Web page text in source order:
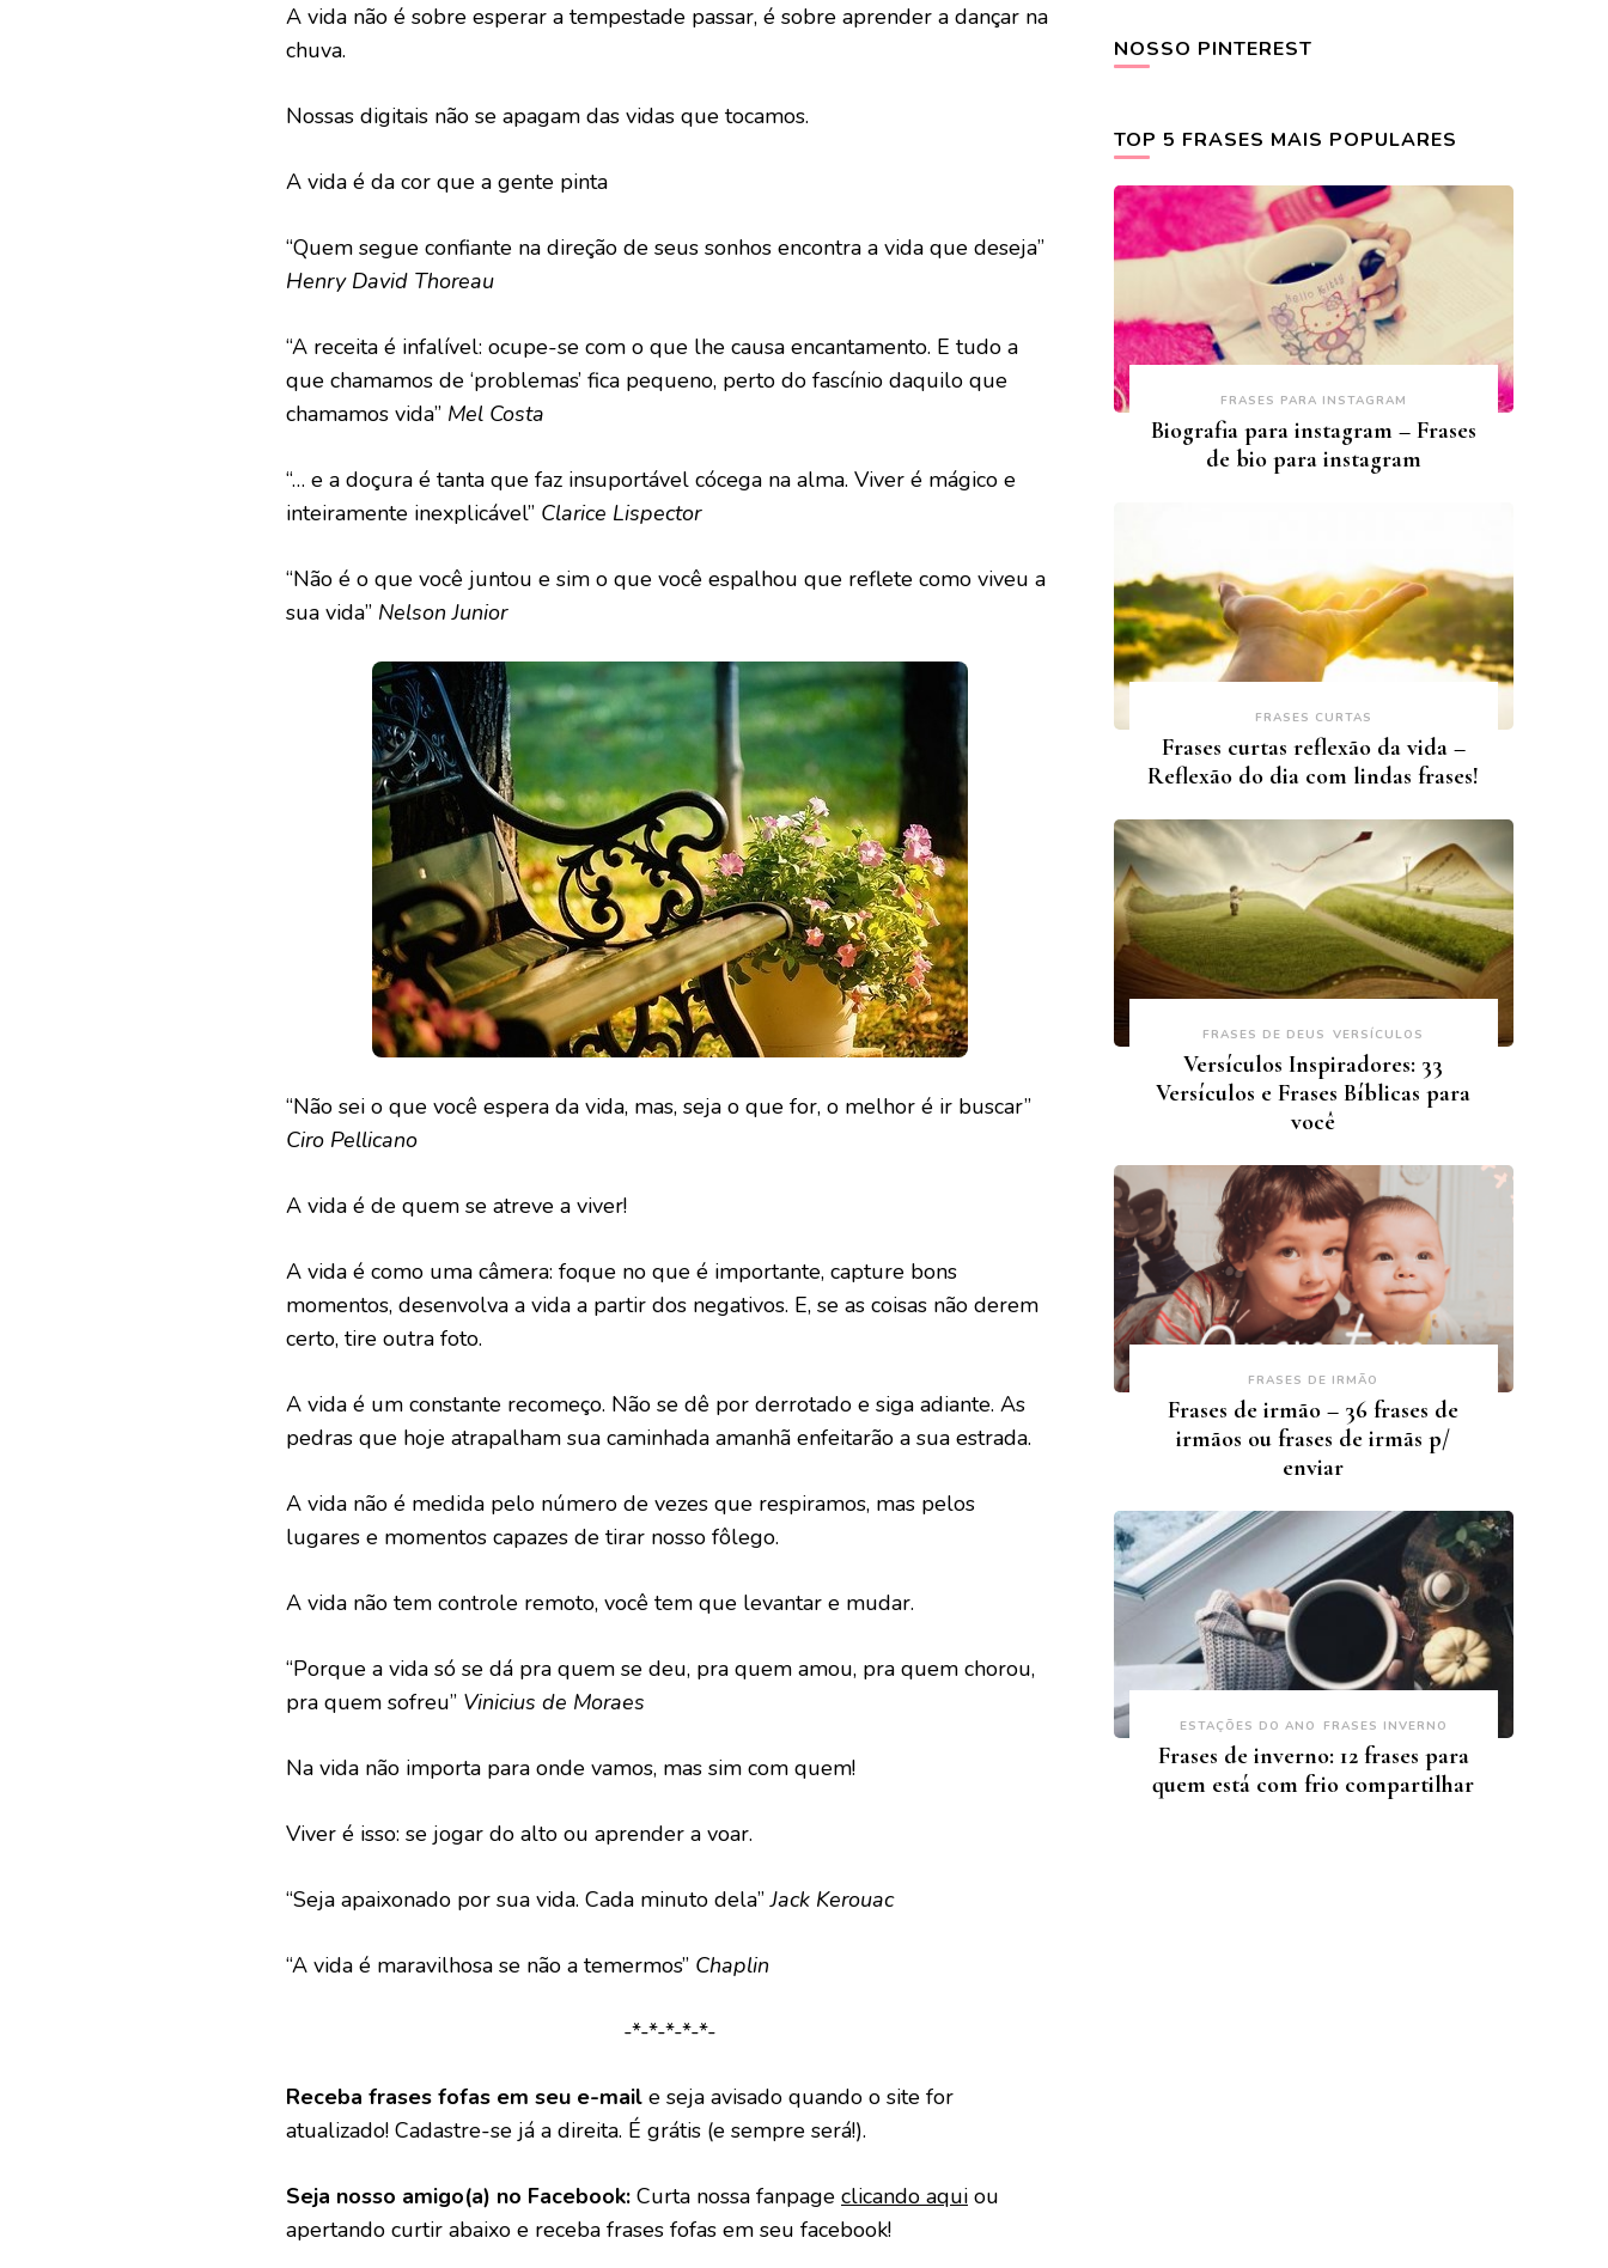
A vida não é sobre esperar a tempestade passar, é sobre aprender a dançar na
chuva.
Nossas digitais não se apagam das vidas que tocamos.
A vida é da cor que a gente pinta
“Quem segue confiante na direção de seus sonhos encontra a vida que deseja”
Henry David Thoreau
“A receita é infalível: ocupe-se com o que lhe causa encantamento. E tudo a
que chamamos de ‘problemas’ fica pequeno, perto do fascínio daquilo que
chamamos vida” Mel Costa
“… e a doçura é tanta que faz insuportável cócega na alma. Viver é mágico e
inteiramente inexplicável” Clarice Lispector
“Não é o que você juntou e sim o que você espalhou que reflete como viveu a
sua vida” Nelson Junior
“Não sei o que você espera da vida, mas, seja o que for, o melhor é ir buscar”
Ciro Pellicano
A vida é de quem se atreve a viver!
A vida é como uma câmera: foque no que é importante, capture bons
momentos, desenvolva a vida a partir dos negativos. E, se as coisas não derem
certo, tire outra foto.
A vida é um constante recomeço. Não se dê por derrotado e siga adiante. As
pedras que hoje atrapalham sua caminhada amanhã enfeitarão a sua estrada.
A vida não é medida pelo número de vezes que respiramos, mas pelos
lugares e momentos capazes de tirar nosso fôlego.
A vida não tem controle remoto, você tem que levantar e mudar.
“Porque a vida só se dá pra quem se deu, pra quem amou, pra quem chorou,
pra quem sofreu” Vinicius de Moraes
Na vida não importa para onde vamos, mas sim com quem!
Viver é isso: se jogar do alto ou aprender a voar.
“Seja apaixonado por sua vida. Cada minuto dela”Jack Kerouac
“A vida é maravilhosa se não a temermos” Chaplin
-*-*-*-*-*-
Receba frases fofas em seu e-mail e seja avisado quando o site for
atualizado! Cadastre-se já a direita. É grátis (e sempre será!).
Seja nosso amigo(a) no Facebook: Curta nossa fanpage clicando aqui ou
apertando curtir abaixo e receba frases fofas em seu facebook!
NOSSO PINTEREST
TOP 5 FRASES MAIS POPULARES
FRASES PARA INSTAGRAM
Biografia para instagram – Frases
de bio para instagram
FRASES CURTAS
Frases curtas reflexão da vida –
Reflexão do dia com lindas frases!
FRASES DE DEUS VERSÍCULOS
Versículos Inspiradores: 33
Versículos e Frases Bíblicas para
você
FRASES DE IRMÃO
Frases de irmão – 36 frases de
irmãos ou frases de irmãs p/
enviar
ESTAÇÕES DO ANO FRASES INVERNO
Frases de inverno: 12 frases para
quem está com frio compartilhar